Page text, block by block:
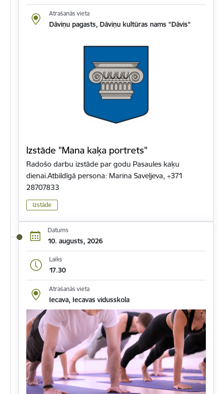
Atrašanās vieta
Dāviņu pagasts, Dāviņu kultūras nams "Dāvis"
Izstāde "Mana kaķa portrets"
Radošo darbu izstāde par godu Pasaules kaķu
dienai.Atbildīgā persona: Marina Saveļjeva, +371
28707833
Izstāde
Datums
10. augusts, 2026
Laiks
17.30
Atrašanās vieta
Iecava, Iecavas vidusskola